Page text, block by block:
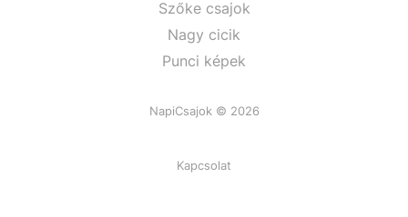
Szőke csajok
Nagy cicik
Punci képek
NapiCsajok © 2026
Kapcsolat